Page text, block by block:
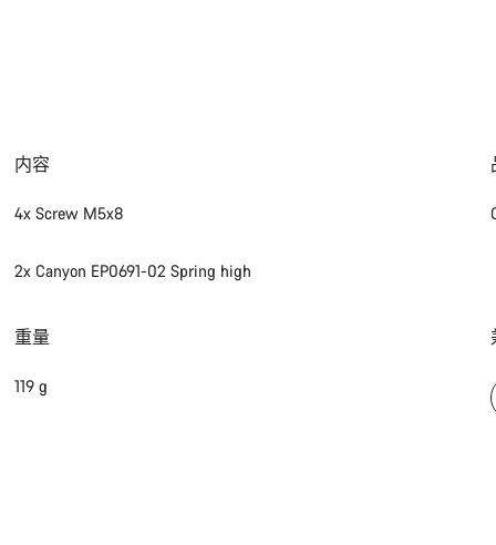
内容
4x Screw M5x8
2x Canyon EP0691-02 Spring high
重量
119 g